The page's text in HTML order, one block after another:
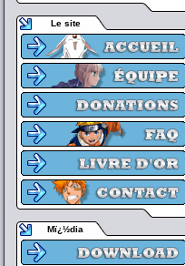
Le site
Mï¿½dia